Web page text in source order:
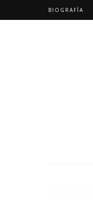
BIOGRAFÍA